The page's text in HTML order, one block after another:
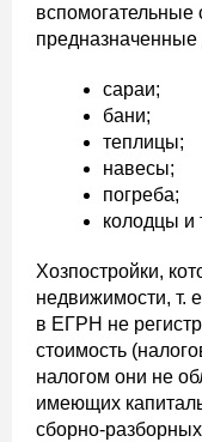
вспомогательные
сараи;
бани;
теплицы;
навесы;
погреба;
колодцы и
Хозпостройки,
недвижимости, т.
в ЕГРН не
стоимость
налогом они не
имеющих
сборно-